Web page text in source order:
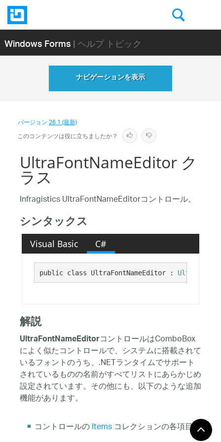
Windows Forms| ヘルプ トピック
ナビゲーションを表示
バージョン26.1 (最新)
このコンテンツは役に立ちましたか？
UltraFontNameEditor ク
ラス
Infragistics UltraFontNameEditorコントロール。
シンタックス
Visual Basic C#
public class UltraFontNameEditor :
解説
UltraFontNameEditorコントロールはComboBox
によく似たコントロールで、システムに搭載されて
いるフォントのうち、.NETランタイムでサポート
されているものの名前がすべてリストにあらかじめ
設定されています。その他にも、以下のような追加
機能があります。
コントロールのItemsコレクションの各項目が